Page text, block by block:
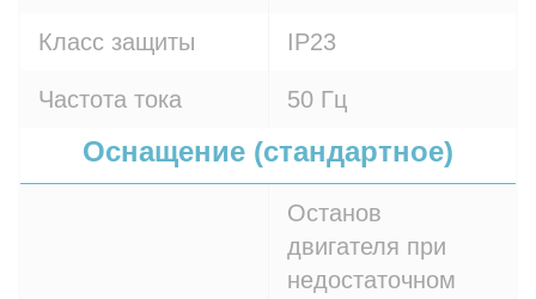
Класс защиты IP23
Частота тока 50 Гц
Оснащение (стандартное)
Останов
двигателя при
недостаточном